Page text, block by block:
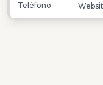
Teléfono